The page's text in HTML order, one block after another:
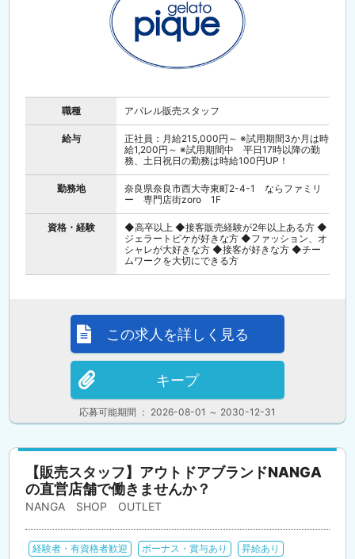
職種 アパレル販売スタッフ
給与
正社員：月給215,000円～ ※試用期間3か月は時
給1,200円～ ※試用期間中 平日17時以降の勤
務、土日祝日の勤務は時給100円UP！
勤務地
奈良県奈良市西大寺東町2-4-1 ならファミリ
ー 専門店街zoro 1F
資格・経験
◆高卒以上 ◆接客販売経験が2年以上ある方 ◆
ジェラートピケが好きな方 ◆ファッション、オ
シャレが大好きな方 ◆接客が好きな方 ◆チー
ムワークを大切にできる方
応募可能期間 ： 2026-08-01 ～ 2030-12-31
この求人を詳しく見る
キープ
【販売スタッフ】アウトドアブランドNANGA
の直営店舗で働きませんか？
NANGA SHOP OUTLET
経験者・有資格者歓迎 ボーナス・賞与あり
昇給あり